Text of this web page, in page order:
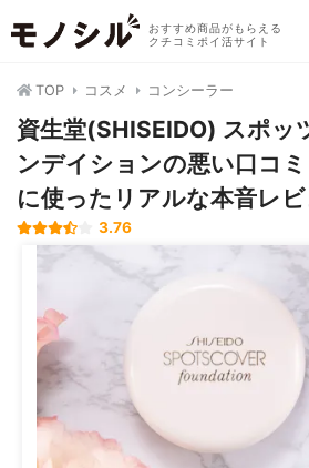
おすすめ商品がもらえる
クチコミポイ活サイト
TOP コスメ コンシーラー
資生堂(SHISEIDO) スポッ
ンデイションの悪い口コ
に使ったリアルな本音レ
3.76